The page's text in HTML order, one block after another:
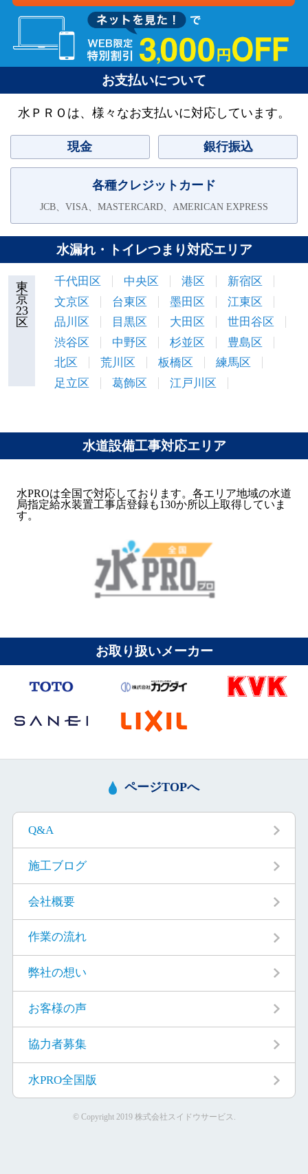
お支払いについて
水ＰＲＯは、様々なお支払いに対応しています。
現金 銀行振込
各種クレジットカード
JCB、VISA、MASTERCARD、AMERICAN EXPRESS
水漏れ・トイレつまり対応エリア
東
京
23
区
千代田区 中央区 港区
新宿区
文京区
台東区 墨田区
江東区
品川区
目黒区 大田区
世田谷区
渋谷区
中野区 杉並区
豊島区
北区
荒川区 板橋区
練馬区
足立区
葛飾区 江戸川区
水道設備工事対応エリア
水PROは全国で対応しております。各エリア地域の水道
局指定給水装置工事店登録も130か所以上取得していま
す。
お取り扱いメーカー
ページTOPへ
Q&A
施工ブログ
会社概要
作業の流れ
弊社の想い
お客様の声
協力者募集
水PRO全国版
© Copyright 2019 株式会社スイドウサービス.